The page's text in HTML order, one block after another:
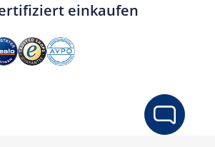
Wert ein oder
einkaufen